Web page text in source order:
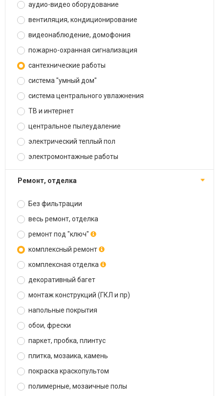
аудио-видео оборудование
вентиляция, кондиционирование
видеонаблюдение, домофония
пожарно-охранная сигнализация
сантехнические работы
система "умный дом"
система центрального увлажнения
ТВ и интернет
центральное пылеудаление
электрический теплый пол
электромонтажные работы
ремонт, отделка
Без фильтрации
весь ремонт, отделка
ремонт под "ключ"
комплексный ремонт
комплексная отделка
декоративный багет
монтаж конструкций (ГКЛ и пр)
напольные покрытия
обои, фрески
паркет, пробка, плинтус
плитка, мозаика, камень
покраска краскопультом
полимерные, мозаичные полы